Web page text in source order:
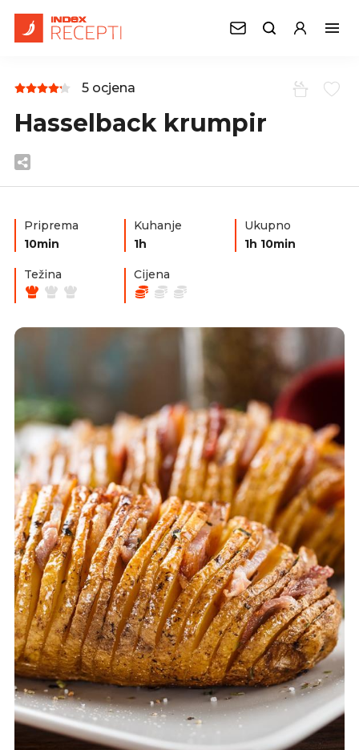
5 ocjena
Hasselback krumpir
Priprema
10min
Kuhanje
1h
Ukupno
1h 10min
Težina Cijena